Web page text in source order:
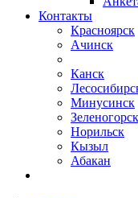
Контакты
Красноярск
Ачинск
Канск
Минусинск
Зеленогорск
Норильск
Кызыл
Абакан